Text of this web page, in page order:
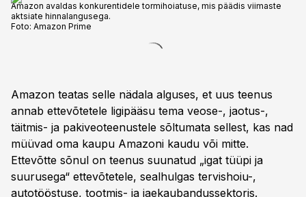
Amazon avaldas konkurentidele tormihoiatuse, mis päädis viimaste
aktsiate hinnalangusega.
Foto: Amazon Prime
Amazon teatas selle nädala alguses, et uus teenus
annab ettevõtetele ligipääsu tema veose-, jaotus-,
täitmis- ja pakiveoteenustele sõltumata sellest, kas nad
müüvad oma kaupu Amazoni kaudu või mitte.
Ettevõtte sõnul on teenus suunatud „igat tüüpi ja
suurusega“ ettevõtetele, sealhulgas tervishoiu-,
autotööstuse, tootmis- ja jaekaubandussektoris.